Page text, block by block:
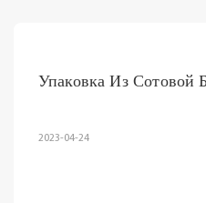
Упаковка Из Сотовой
2023-04-24